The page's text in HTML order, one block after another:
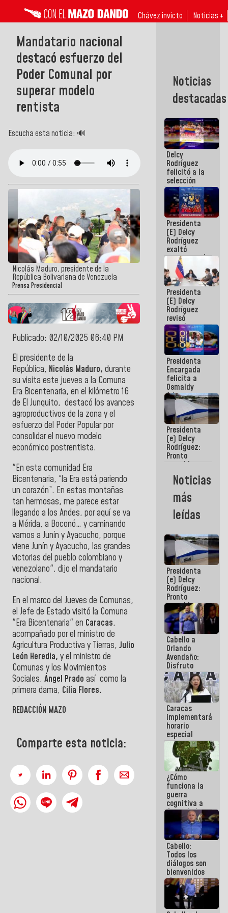
Chávez invicto Noticias ↓
Mandatario nacional
destacó esfuerzo del
Poder Comunal por
superar modelo
rentista
Escucha esta noticia: 🔊
Nicolás Maduro, presidente de la
República Bolivariana de Venezuela
Prensa Presidencial
Publicado: 02/10/2025 06:40 PM
El presidente de la
República, Nicolás Maduro, durante
su visita este jueves a la Comuna
Era Bicentenaria, en el kilómetro 16
de El Junquito, destacó los avances
agroproductivos de la zona y el
esfuerzo del Poder Popular por
consolidar el nuevo modelo
económico postrentista.
"En esta comunidad Era
Bicentenaria, “la Era está pariendo
un corazón”. En estas montañas
tan hermosas, me parece estar
llegando a los Andes, por aquí se va
a Mérida, a Boconó… y caminando
vamos a Junín y Ayacucho, porque
viene Junín y Ayacucho, las grandes
victorias del pueblo colombiano y
venezolano", dijo el mandatario
nacional.
En el marco del Jueves de Comunas,
el Jefe de Estado visitó la Comuna
"Era Bicentenaria" en Caracas,
acompañado por el ministro de
Agricultura Productiva y Tierras, Julio
León Heredia, y el ministro de
Comunas y los Movimientos
Sociales, Ángel Prado así como la
primera dama, Cilia Flores.
REDACCIÓN MAZO
Comparte esta noticia:
Noticias
destacadas
Delcy
Rodríguez
felicitó a la
selección
nacional
masculina
de voleibol
campeona
de la Copa
Panamericana
Sub-17
Presidenta
(E) Delcy
Rodríguez
exaltó
participación
de
Venezuela
en Juegos
Centroamericanos
y del Caribe
2026
Presidenta
(E) Delcy
Rodríguez
revisó
agenda
económica y
ejecución de
fondos de
emergencia
post-sismos
Presidenta
Encargada
felicita a
Osmaidy
Arias y
Giraly
Marcano por
hacer
historia en
los
Centroamericanos
Presidenta
(e) Delcy
Rodríguez:
Pronto
restableceremos
las
operaciones
Aeropuerto
Internacional
de
Noticias
más
leídas
Presidenta
(e) Delcy
Rodríguez:
Pronto
restableceremos
las
operaciones
en el
Aeropuerto
Internacional
de
Maiquetía
Cabello a
Orlando
Avendaño:
Disfruto
cada vez
que escribes
porque lo
que haces
es
embarrarla
Caracas
implementará
horario
especial
para
adaptarse
al plan de
ahorro
energético
¿Cómo
funciona la
guerra
cognitiva a
favor de la
narrativa
hegemónica?
(1)
Cabello:
Todos los
diálogos son
bienvenidos
siempre que
estén en el
marco de la
Constitución